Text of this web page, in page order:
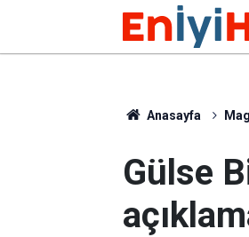
Anasayfa
Gülse